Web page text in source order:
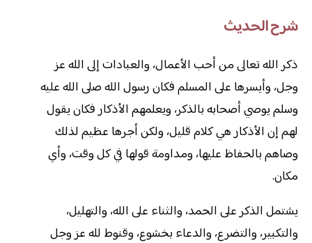
شرح الحديث
ذكر الله تعالى من أحب الأعمال، والعبادات إلى الله عز
وجل، وأيسرها على المسلم فكان رسول الله صلى الله عليه
وسلم يوصي أصحابه بالذكر، ويعلمهم الأذكار فكان يقول
لهم إن الأذكار هي كلام قليل، ولكن أجرها عظيم لذلك
وصاهم بالحفاظ عليها، ومداومة قولها في كل وقت، وأي
مكان.
يشتمل الذكر على الحمد، والثناء على الله، والتهليل،
والتكبير، والتضرع، والدعاء بخشوع، وقنوط لله عز وجل